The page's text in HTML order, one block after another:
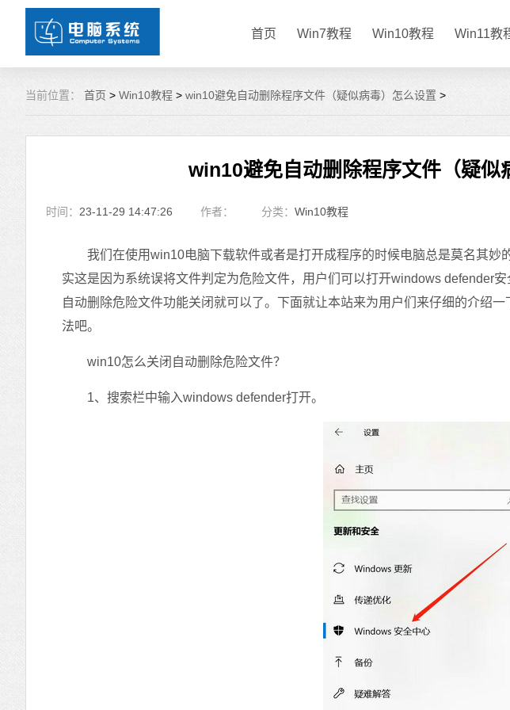
首页 Win7教程 Win10教程 Win11教
当前位置： 首页 > Win10教程 > win10避免自动删除程序文件（疑似病毒）怎么设置 >
win10避免自动删除程序文件（疑似
时间： 23-11-29 14:47:26 作者： 分类： Win10教程
我们在使用win10电脑下载软件或者是打开成程序的时候电脑总是莫名其妙
实这是因为系统误将文件判定为危险文件，用户们可以打开windows defender
自动删除危险文件功能关闭就可以了。下面就让本站来为用户们来仔细的介绍
法吧。
win10怎么关闭自动删除危险文件？
1、搜索栏中输入windows defender打开。